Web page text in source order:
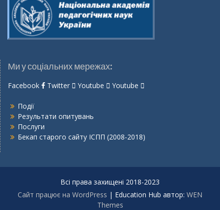
Ми у соціальних мережах:
Facebook Twitter Youtube Youtube
Події
Результати опитувань
Послуги
Бекап старого сайту ІСПП (2008-2018)
Всі права захищені 2018-2023
Сайт працює на WordPress | Education Hub автор: WEN
Themes